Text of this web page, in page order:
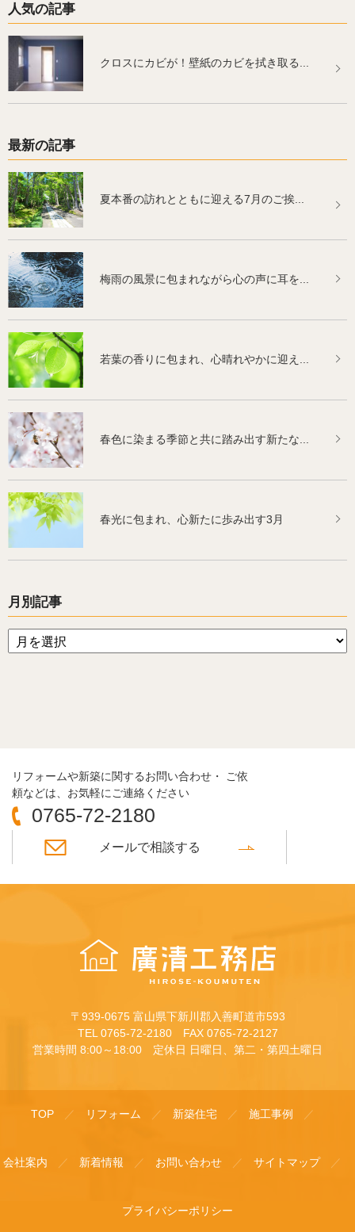
人気の記事
クロスにカビが！壁紙のカビを拭き取る...
最新の記事
夏本番の訪れとともに迎える7月のご挨...
梅雨の風景に包まれながら心の声に耳を...
若葉の香りに包まれ、心晴れやかに迎え...
春色に染まる季節と共に踏み出す新たな...
春光に包まれ、心新たに歩み出す3月
月別記事
リフォームや新築に関するお問い合わせ・ ご依
頼などは、お気軽にご連絡ください
0765-72-2180
メールで相談する
〒939-0675 富山県下新川郡入善町道市593
TEL 0765-72-2180 FAX 0765-72-2127
営業時間 8:00～18:00 定休日 日曜日、第二・第四土曜日
TOP リフォーム 新築住宅 施工事例
会社案内 新着情報 お問い合わせ サイトマップ
プライバシーポリシー